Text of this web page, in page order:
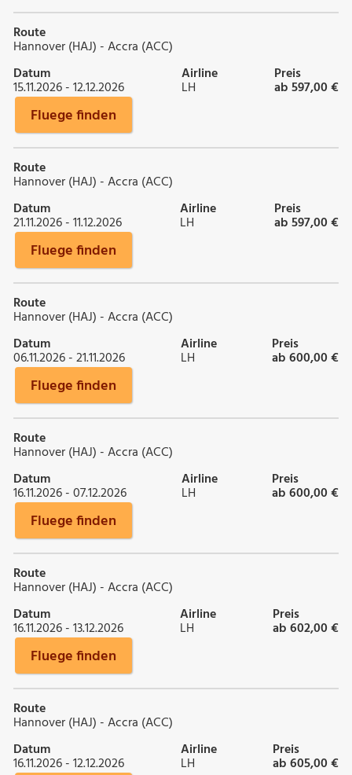
Route
Hannover (HAJ) - Accra (ACC)
Datum
15.11.2026 - 12.12.2026
Airline
LH
Preis
ab 597,00 €
Fluege finden
Route
Hannover (HAJ) - Accra (ACC)
Datum
21.11.2026 - 11.12.2026
Airline
LH
Preis
ab 597,00 €
Fluege finden
Route
Hannover (HAJ) - Accra (ACC)
Datum
06.11.2026 - 21.11.2026
Airline
LH
Preis
ab 600,00 €
Fluege finden
Route
Hannover (HAJ) - Accra (ACC)
Datum
16.11.2026 - 07.12.2026
Airline
LH
Preis
ab 600,00 €
Fluege finden
Route
Hannover (HAJ) - Accra (ACC)
Datum
16.11.2026 - 13.12.2026
Airline
LH
Preis
ab 602,00 €
Fluege finden
Route
Hannover (HAJ) - Accra (ACC)
Datum
16.11.2026 - 12.12.2026
Airline
LH
Preis
ab 605,00 €